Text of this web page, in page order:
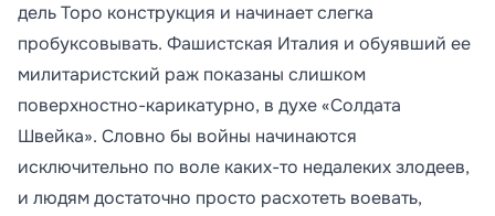
дель Торо конструкция и начинает слегка
пробуксовывать. Фашистская Италия и обуявший ее
милитаристский раж показаны слишком
поверхностно-карикатурно, в духе «Солдата
Швейка». Словно бы войны начинаются
исключительно по воле каких-то недалеких злодеев,
и людям достаточно просто расхотеть воевать,